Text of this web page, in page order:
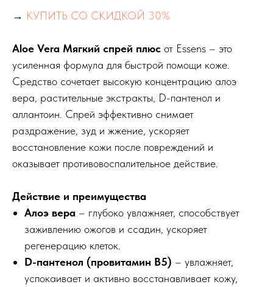
→ КУПИТЬ СО СКИДКОЙ 30%
Aloe Vera Мягкий спрей плюс от Essens – это
усиленная формула для быстрой помощи коже.
Средство сочетает высокую концентрацию алоэ
вера, растительные экстракты, D-пантенол и
аллантоин. Спрей эффективно снимает
раздражение, зуд и жжение, ускоряет
восстановление кожи после повреждений и
оказывает противовоспалительное действие.
Действие и преимущества
Алоэ вера – глубоко увлажняет, способствует
заживлению ожогов и ссадин, ускоряет
регенерацию клеток.
D-пантенол (провитамин В5) – увлажняет,
успокаивает и активно восстанавливает кожу,